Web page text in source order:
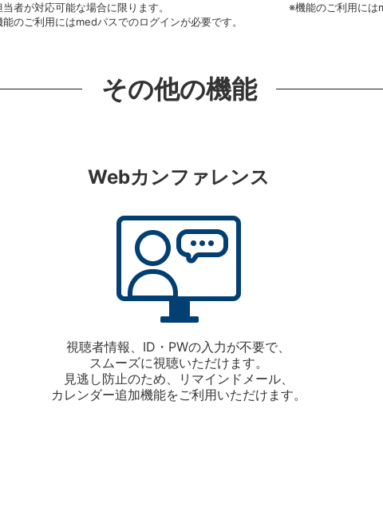
者が対応可能な場合に限ります。
能のご利用にはmedパスでのログインが必要です。
※機能のご利用には
その他の機能
Webカンファレンス
視聴者情報、ID・PWの入力が不要で、
スムーズに視聴いただけます。
見逃し防止のため、リマインドメール、
カレンダー追加機能をご利用いただけます。